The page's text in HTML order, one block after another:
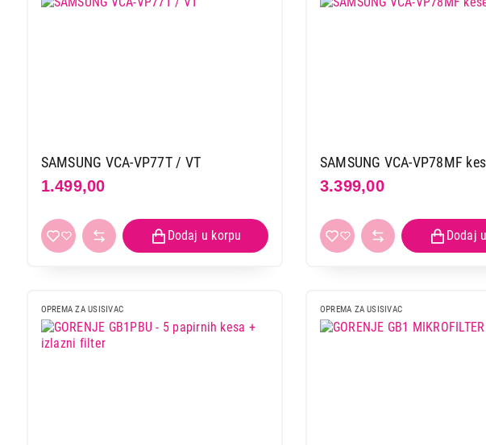
SAMSUNG VCA-VP77T / VT
1.499,00
SAMSUNG VCA-VP78MF
3.399,00
OPREMA ZA USISIVAC OPREMA ZA USISIVAC